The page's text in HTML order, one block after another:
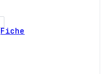
Fiche